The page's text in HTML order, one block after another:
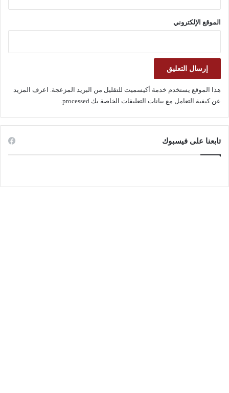
الموقع الإلكتروني
هذا الموقع يستخدم خدمة أكيسميت للتقليل من البريد المزعجة. اعرف المزيد
عن كيفية التعامل مع بيانات التعليقات الخاصة بك processed
.
تابعنا على فيسبوك